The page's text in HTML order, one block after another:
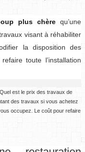
plus chère qu’une
visant à réhabiliter
la disposition des
toute l’installation
est le prix des travaux de
des travaux si vous achetez
occupez. Le coût pour refaire